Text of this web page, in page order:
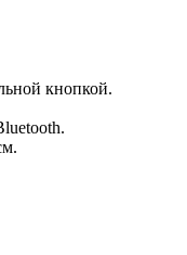
кнопкой.